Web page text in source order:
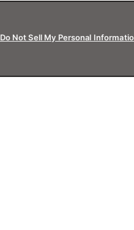
Do Not Sell My Personal